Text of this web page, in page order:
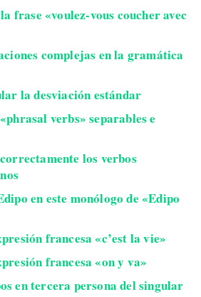
frase «voulez-vous coucher avec
complejas en la gramática
la desviación estándar
verbs» separables e
los verbos
en este monólogo de «Edipo
francesa «c’est la vie»
francesa «on y va»
en tercera persona del singular